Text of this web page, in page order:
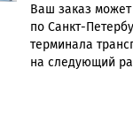
Ваш заказ может
по Санкт-
терминала
на следующий